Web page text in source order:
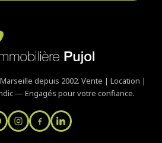
depuis 2002. Vente | Location |
— Engagés pour votre confiance.